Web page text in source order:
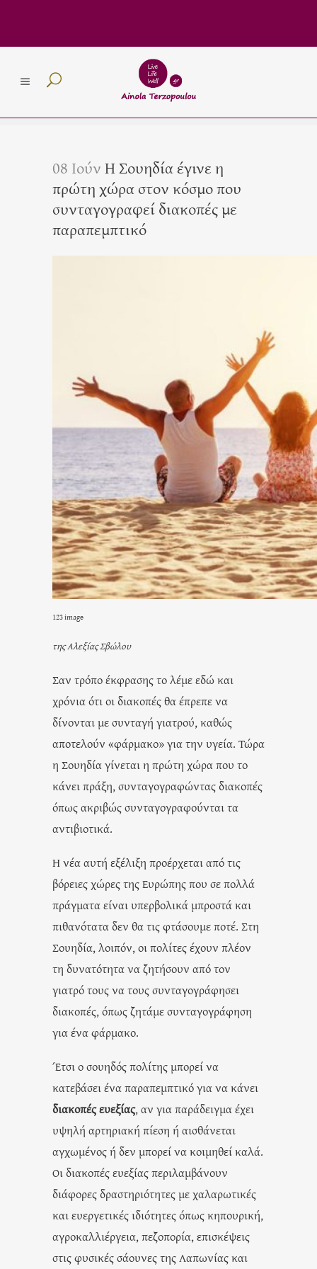
08 ΙούνΗ Σουηδία έγινε η
πρώτη χώρα στον κόσμο που
συνταγογραφεί διακοπές με
παραπεμπτικό
123 image
της Αλεξίας Σβώλου
Σαν τρόπο έκφρασης το λέμε εδώ και
χρόνια ότι οι διακοπές θα έπρεπε να
δίνονται με συνταγή γιατρού, καθώς
αποτελούν «φάρμακο» για την υγεία. Τώρα
η Σουηδία γίνεται η πρώτη χώρα που το
κάνει πράξη, συνταγογραφώντας διακοπές
όπως ακριβώς συνταγογραφούνται τα
αντιβιοτικά.
Η νέα αυτή εξέλιξη προέρχεται από τις
βόρειες χώρες της Ευρώπης που σε πολλά
πράγματα είναι υπερβολικά μπροστά και
πιθανότατα δεν θα τις φτάσουμε ποτέ. Στη
Σουηδία, λοιπόν, οι πολίτες έχουν πλέον
τη δυνατότητα να ζητήσουν από τον
γιατρό τους να τους συνταγογράφησει
διακοπές, όπως ζητάμε συνταγογράφηση
για ένα φάρμακο.
Έτσι ο σουηδός πολίτης μπορεί να
κατεβάσει ένα παραπεμπτικό για να κάνει
διακοπές ευεξίας, αν για παράδειγμα έχει
υψηλή αρτηριακή πίεση ή αισθάνεται
αγχωμένος ή δεν μπορεί να κοιμηθεί καλά.
Οι διακοπές ευεξίας περιλαμβάνουν
διάφορες δραστηριότητες με χαλαρωτικές
και ευεργετικές ιδιότητες όπως κηπουρική,
αγροκαλλιέργεια, πεζοπορία, επισκέψεις
στις φυσικές σάουνες της Λαπωνίας και